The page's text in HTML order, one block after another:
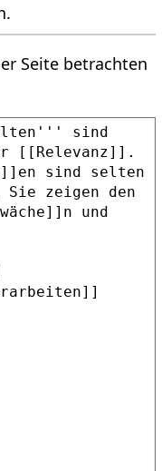
Seite betrachten